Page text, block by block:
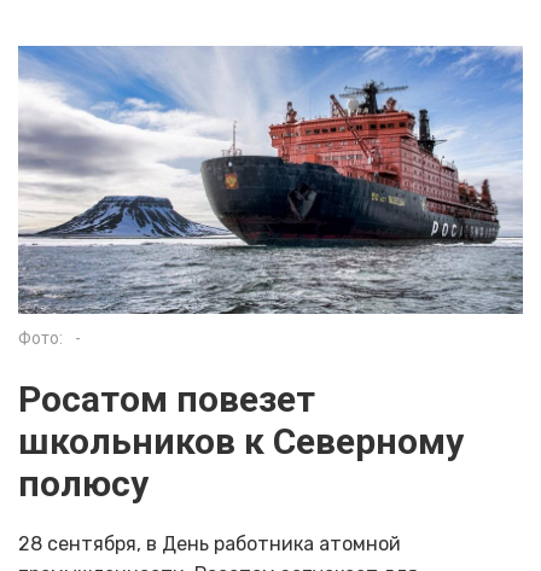
Фото: -
Росатом повезет
школьников к Северному
полюсу
28 сентября, в День работника атомной